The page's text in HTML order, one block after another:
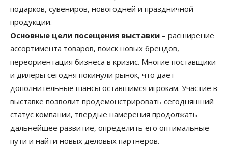
подарков, сувениров, новогодней и праздничной
продукции.
Основные цели посещения выставки – расширение
ассортимента товаров, поиск новых брендов,
переориентация бизнеса в кризис. Многие поставщики
и дилеры сегодня покинули рынок, что дает
дополнительные шансы оставшимся игрокам. Участие в
выставке позволит продемонстрировать сегодняшний
статус компании, твердые намерения продолжать
дальнейшее развитие, определить его оптимальные
пути и найти новых деловых партнеров.